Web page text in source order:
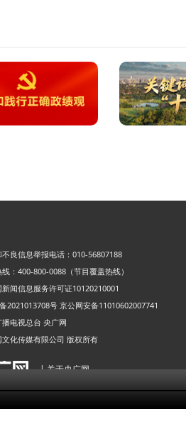
不良信息举报电话：010-56807188
：400-800-0088（节目覆盖热线）
闻信息服务许可证10120210001
2021013708号 京公网安备11010602007741
电视总台 央广网
文化传媒有限公司 版权所有
| 关于央广网